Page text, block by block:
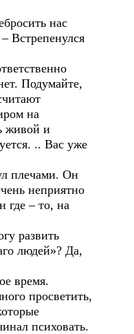
нас
Встрепенулся
Подумайте,
на
живой и
.. Вас уже
плечами. Он
неприятно
где – то, на
развить
людей»? Да,
время.
просветить,
психовать.